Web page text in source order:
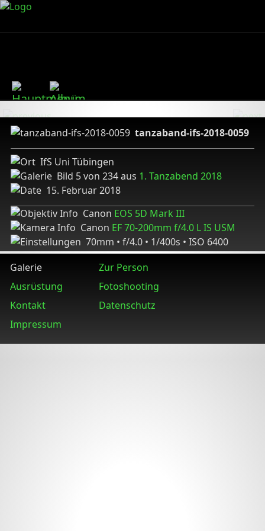
tanzaband-ifs-2018-0059
IfS Uni Tübingen
Bild 5 von 234 aus 1. Tanzabend 2018
15. Februar 2018
Canon EOS 5D Mark III
Canon EF 70-200mm f/4.0 L IS USM
70mm • f/4.0 • 1/400s • ISO 6400
Galerie
Zur Person
Ausrüstung
Fotoshooting
Kontakt
Datenschutz
Impressum